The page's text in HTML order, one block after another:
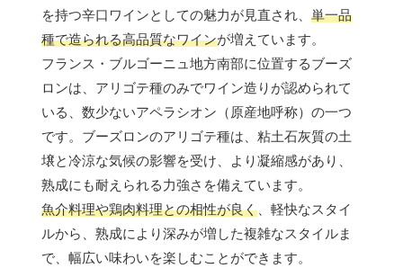
を持つ辛口ワインとしての魅力が見直され、 単一品
種で造られる高品質なワインが増えています。
フランス・ブルゴーニュ地方南部に位置するブーズ
ロンは、アリゴテ種のみでワイン造りが認められて
いる、数少ないアペラシオン（原産地呼称）の一つ
です。ブーズロンのアリゴテ種は、粘土石灰質の土
壌と冷涼な気候の影響を受け、より凝縮感があり、
熟成にも耐えられる力強さを備えています。
魚介料理や鶏肉料理との相性が良く、軽快なスタイ
ルから、熟成により深みが増した複雑なスタイルま
で、幅広い味わいを楽しむことができます。